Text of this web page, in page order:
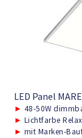
LED Panel
► 48-50W
► Lichtfarbe
► mit Marken-